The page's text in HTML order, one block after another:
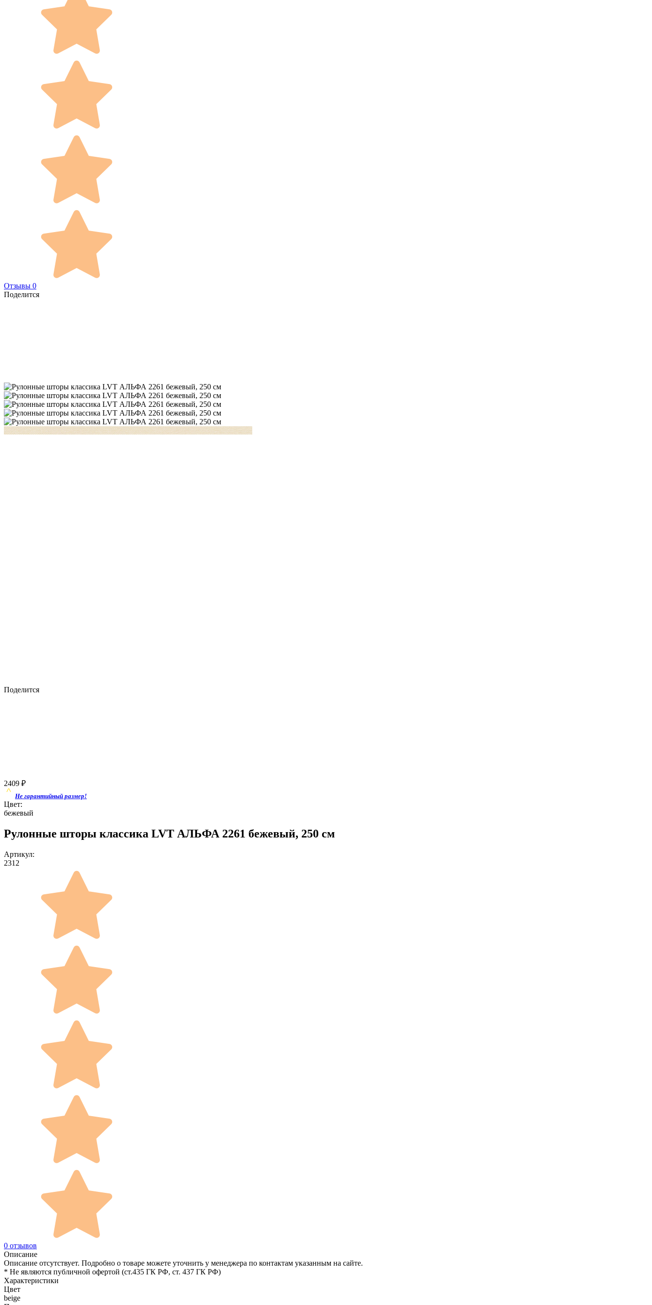
Отзывы 0
Поделится
Поделится
2409 ₽
Не гарантийный размер!
Цвет:
бежевый
Рулонные шторы классика LVT АЛЬФА 2261 бежевый, 250 см
Артикул:
2312
0 отзывов
Описание
Описание отсутствует. Подробно о товаре можете уточнить у менеджера по контактам указанным на сайте.
* Не являются публичной офертой (ст.435 ГК РФ, cт. 437 ГК РФ)
Характеристики
Цвет
beige